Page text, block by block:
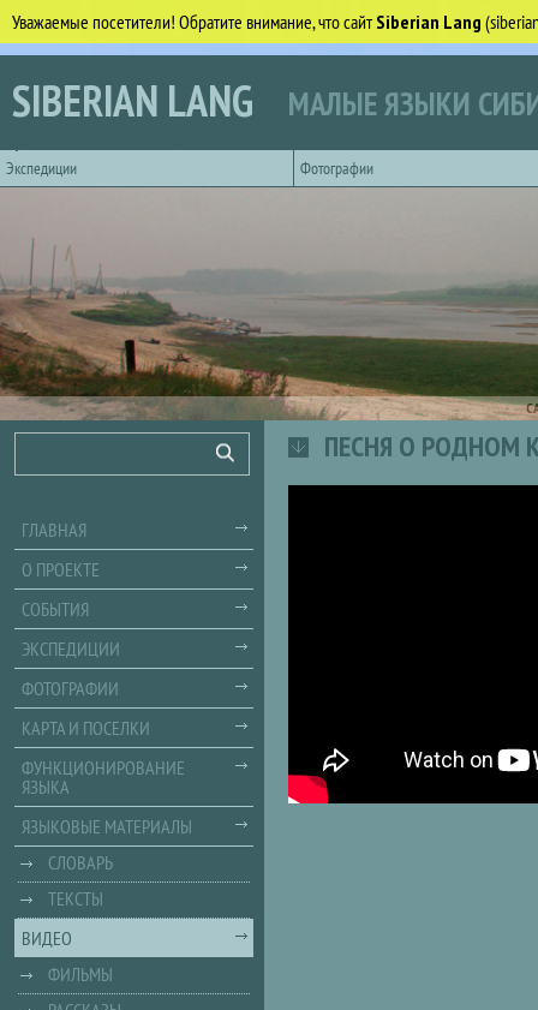
Уважаемые посетители! Обратите внимание, что сайтSiberian Lang
Перейти к основному содержанию
SIBERIAN LANG МАЛЫЕ ЯЗЫКИ
Экспедиции
Фотографии
ПЕСНЯ О РОДНОМ
Поиск
ГЛАВНАЯ
О ПРОЕКТЕ
СОБЫТИЯ
ЭКСПЕДИЦИИ
ФОТОГРАФИИ
КАРТА И ПОСЕЛКИ
ФУНКЦИОНИРОВАНИЕ
ЯЗЫКА
ЯЗЫКОВЫЕ МАТЕРИАЛЫ
СЛОВАРЬ
ТЕКСТЫ
ВИДЕО
ФИЛЬМЫ